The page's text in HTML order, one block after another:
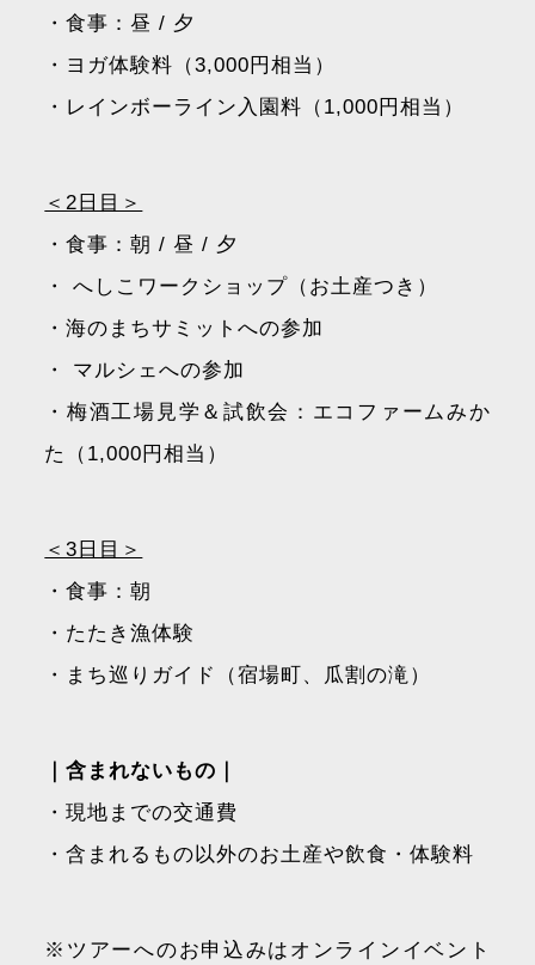
・食事：昼 / 夕
・ヨガ体験料（3,000円相当）
・レインボーライン入園料（1,000円相当）
＜2日目＞
・食事：朝 / 昼 / 夕
・ へしこワークショップ（お土産つき）
・海のまちサミットへの参加
・ マルシェへの参加
・梅酒工場見学＆試飲会：エコファームみか
た（1,000円相当）
＜3日目＞
・食事：朝
・たたき漁体験
・まち巡りガイド（宿場町、瓜割の滝）
｜含まれないもの｜
・現地までの交通費
・含まれるもの以外のお土産や飲食・体験料
※ツアーへのお申込みはオンラインイベント